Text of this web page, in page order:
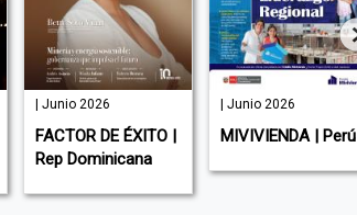
| Junio 2026
FACTOR DE ÉXITO |
Rep Dominicana
| Junio 2026
MIVIVIENDA | Perú